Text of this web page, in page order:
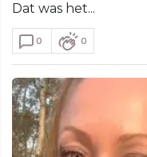
Dat was het...
0 0